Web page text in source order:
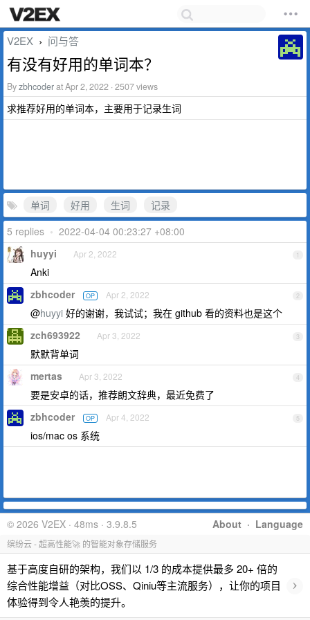
V2EX › 问与答
有没有好用的单词本？
Byzbhcoderat Apr 2, 2022 · 2507 views
求推荐好用的单词本，主要用于记录生词
单词 好用 生词
记录
5 replies • 2022-04-04 00:23:27 +08:00
1
huyyi Apr 2, 2022
Anki
2
zbhcoder OP Apr 2, 2022
@huyyi 好的谢谢，我试试；我在 github 看的资料也是这个
3
zch693922 Apr 3, 2022
默默背单词
4
mertas Apr 3, 2022
要是安卓的话，推荐朗文辞典，最近免费了
5
zbhcoder OP Apr 4, 2022
ios/mac os 系统
About · Language
© 2026 V2EX · 48ms · 3.9.8.5
缤纷云 - 超高性能🚀 的智能对象存储服务
基于高度自研的架构，我们以 1/3 的成本提供最多 20+ 倍的
综合性能增益（对比OSS、Qiniu等主流服务），让你的项目
体验得到令人艳羡的提升。
›